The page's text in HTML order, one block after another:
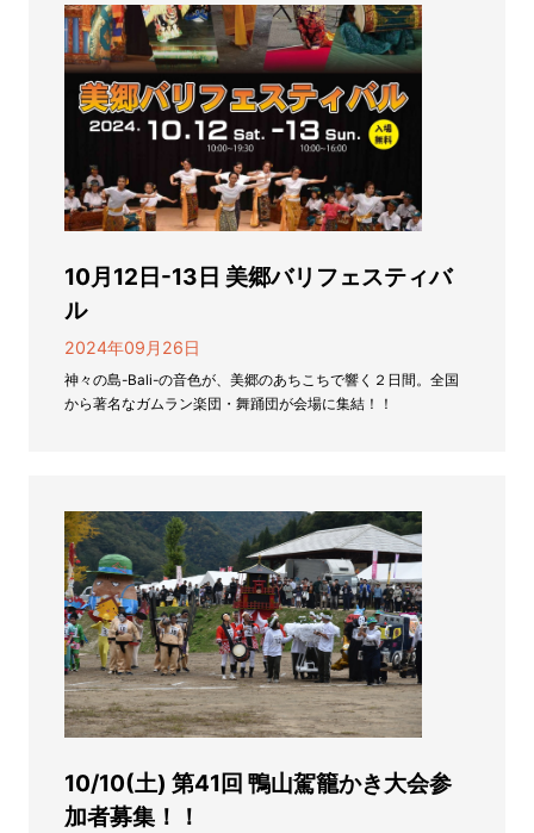
10月12日-13日 美郷バリフェスティバ
ル
2024年09月26日
神々の島-Bali-の音色が、美郷のあちこちで響く２日間。全国
から著名なガムラン楽団・舞踊団が会場に集結！！
10/10(土) 第41回 鴨山駕籠かき大会参
加者募集！！